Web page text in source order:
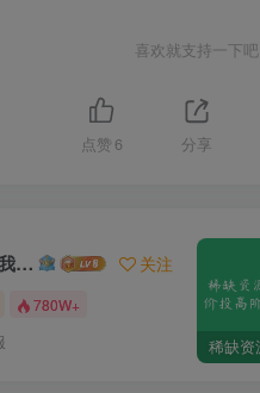
喜欢就支持一下吧
点赞 6 分享
自学联盟(找在线客服我不回信息的) 关注
780W+